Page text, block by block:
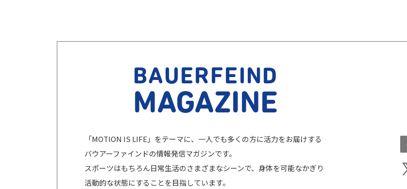
BAUERFEIND
MAGAZINE
「MOTION IS LIFE」をテーマに、一人でも多くの方に活力をお届けする
バウアーファインドの情報発信マガジンです。
スポーツはもちろん日常生活のさまざまなシーンで、身体を可能なかぎり
活動的な状態にすることを目指しています。